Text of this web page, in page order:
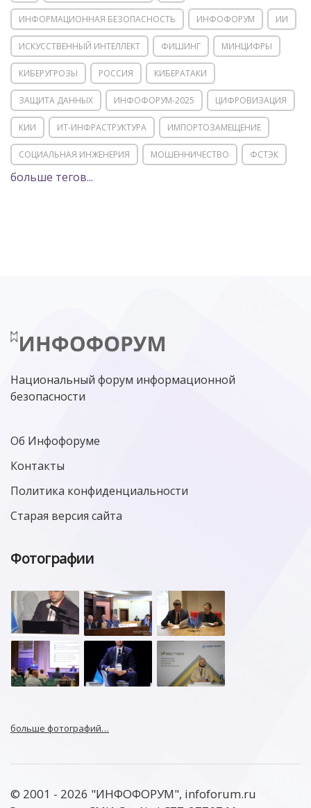
ИНФОРМАЦИОННАЯ БЕЗОПАСНОСТЬ ИНФОФОРУМ ИИ
ИСКУССТВЕННЫЙ ИНТЕЛЛЕКТ ФИШИНГ МИНЦИФРЫ
КИБЕРУГРОЗЫ РОССИЯ КИБЕРАТАКИ
ЗАЩИТА ДАННЫХ ИНФОФОРУМ-2025 ЦИФРОВИЗАЦИЯ
КИИ ИТ-ИНФРАСТРУКТУРА ИМПОРТОЗАМЕЩЕНИЕ
СОЦИАЛЬНАЯ ИНЖЕНЕРИЯ МОШЕННИЧЕСТВО ФСТЭК
POSITIVE TECHNOLOGIES
МИНЦИФРЫ РОССИИ NGFW
больше тегов...
Национальный форум информационной
безопасности
Об Инфофоруме
Контакты
Политика конфиденциальности
Старая версия сайта
Фотографии
больше фотографий…
© 2001 - 2026 "ИНФОФОРУМ", infoforum.ru